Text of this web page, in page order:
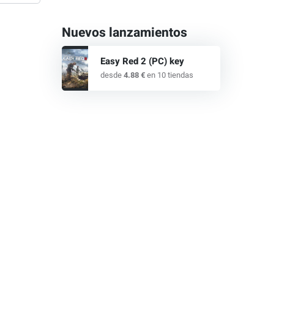
Nuevos lanzamientos
Easy Red 2 (PC) key
desde 4.88 €en 10 tiendas